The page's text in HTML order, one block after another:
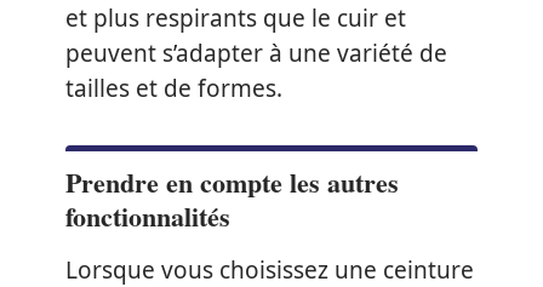
et plus respirants que le cuir et
peuvent s’adapter à une variété de
tailles et de formes.
Prendre en compte les autres
fonctionnalités
Lorsque vous choisissez une ceinture